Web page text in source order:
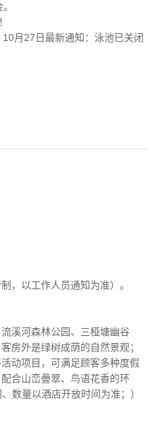
月27日最新通知：泳池已关闭
，以工作人员通知为准）。
溪河森林公园、三桠塘幽谷
房外是绿树成荫的自然景观；
动项目，可满足顾客多种度假
合山峦曡翠、鸟语花香的环
数量以酒店开放时间为准；）